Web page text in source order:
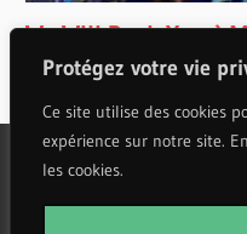
Protégez votre vie
Ce site utilise des cookies
expérience sur notre site.
les cookies.
WordPress